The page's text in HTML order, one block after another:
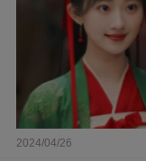
2024/04/26